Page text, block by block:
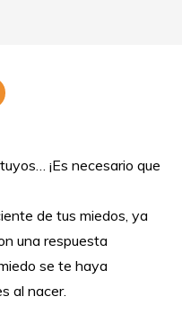
¡Es necesario que
de tus miedos, ya
una respuesta
se te haya
al nacer.